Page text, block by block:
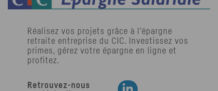
Réalisez vos projets grâce à l’épargne
retraite entreprise du CIC. Investissez vos
primes, gérez votre épargne en ligne et
profitez.
Retrouvez-nous
Retrouvez-nous sur LinkedIn